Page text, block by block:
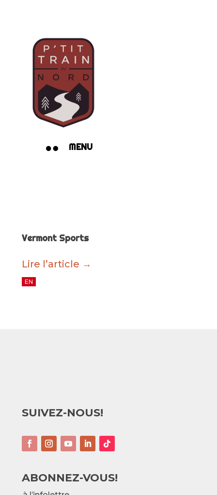
 MENU
Vermont Sports
Lire l’article →
EN
SUIVEZ-NOUS!
ABONNEZ-VOUS!